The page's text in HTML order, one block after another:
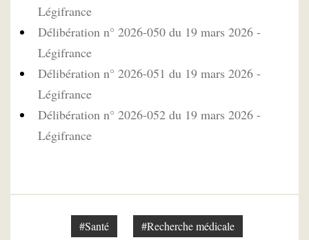
Légifrance
Délibération n° 2026-050 du 19 mars 2026 -
Légifrance
Délibération n° 2026-051 du 19 mars 2026 -
Légifrance
Délibération n° 2026-052 du 19 mars 2026 -
Légifrance
#Santé #Recherche médicale